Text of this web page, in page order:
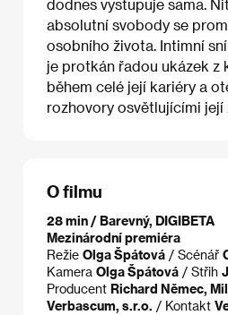
dodnes vystupuje sama.
absolutní svobody se
osobního života. Intimní
je protkán řadou ukázek z
během celé její kariéry a
rozhovory osvětlujícími
O filmu
28 min / Barevný, DIGIBETA
Mezinárodní premiéra
Režie Olga Špátová / Scénář
Kamera Olga Špátová / Střih
Producent Richard Němec,
Verbascum, s.r.o. / Kontakt